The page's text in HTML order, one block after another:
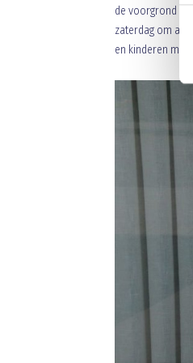
de voorgrond te
zaterdag om
en kinderen